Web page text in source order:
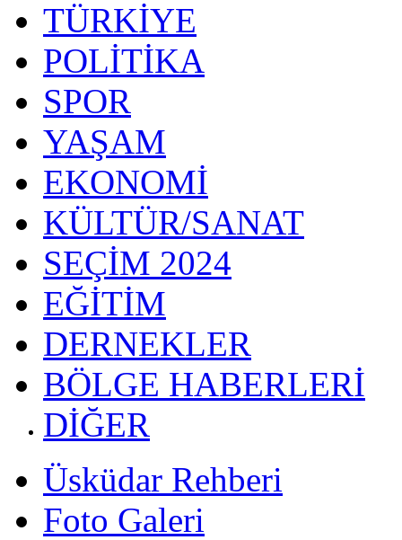
TÜRKİYE
POLİTİKA
SPOR
YAŞAM
EKONOMİ
KÜLTÜR/SANAT
SEÇİM 2024
EĞİTİM
DERNEKLER
BÖLGE HABERLERİ
DİĞER
Üsküdar Rehberi
Foto Galeri